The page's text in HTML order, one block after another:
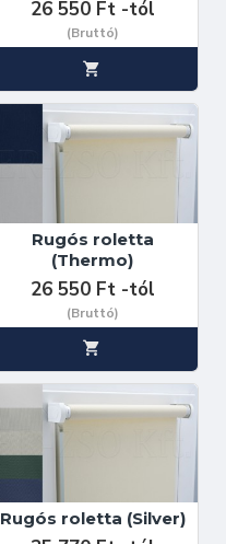
26 550 Ft -tól
(Bruttó)
Rugós roletta
(Thermo)
26 550 Ft -tól
(Bruttó)
Rugós roletta (Silver)